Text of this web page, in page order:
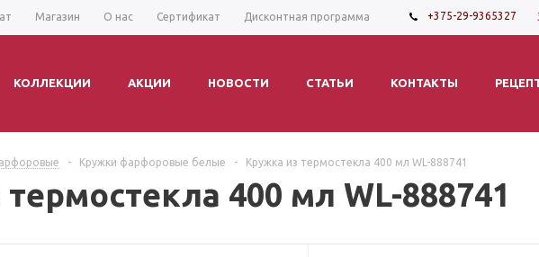
Магазин О нас Сертификат Дисконтная программа +375-29-9365327
КОЛЛЕКЦИИ АКЦИИ НОВОСТИ СТАТЬИ КОНТАКТЫ
- Кружки фарфоровые белые - Кружка из термостекла 400 мл WL-888741
400 мл WL-888741